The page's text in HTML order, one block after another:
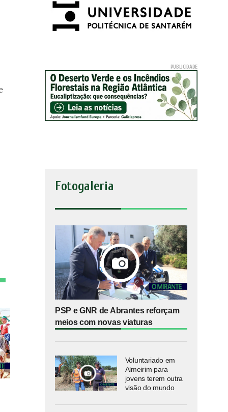
Fotogaleria
PSP e GNR de Abrantes reforçam
meios com novas viaturas
Voluntariado em
Almeirim para
jovens terem outra
visão do mundo